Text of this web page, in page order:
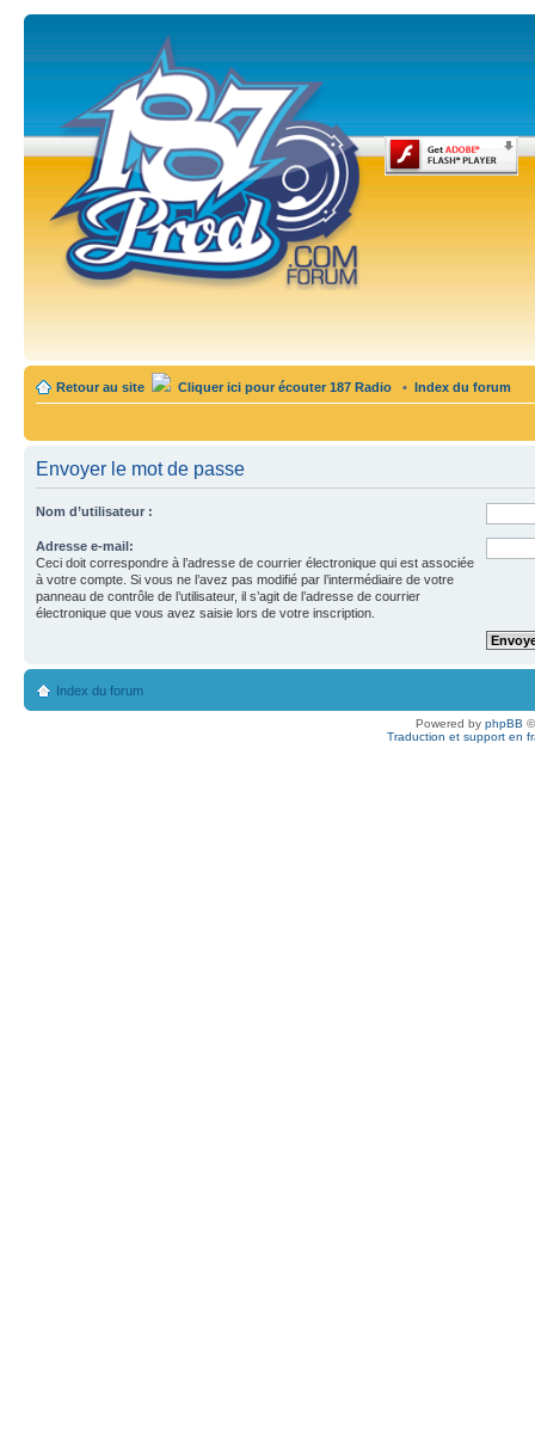
Retour au site Cliquer ici pour écouter 187 Radio • Index du forum
Envoyer le mot de passe
Nom d’utilisateur :
Adresse e-mail:
Ceci doit correspondre à l’adresse de courrier électronique qui est associée
à votre compte. Si vous ne l’avez pas modifié par l’intermédiaire de votre
panneau de contrôle de l’utilisateur, il s’agit de l’adresse de courrier
électronique que vous avez saisie lors de votre inscription.
Index du forum
Powered by phpBB
Traduction et support en